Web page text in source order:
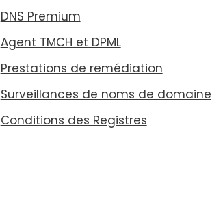
DNS Premium
Agent TMCH et DPML
Prestations de remé­dia­tion
Surveillances de noms de domaine
Conditions des Registres